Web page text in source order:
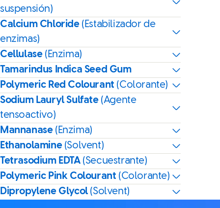
suspensión)
Calcium Chloride (Estabilizador de
enzimas)
Cellulase (Enzima)
Tamarindus Indica Seed Gum
Polymeric Red Colourant (Colorante)
Sodium Lauryl Sulfate (Agente
tensoactivo)
Mannanase (Enzima)
Ethanolamine (Solvent)
Tetrasodium EDTA (Secuestrante)
Polymeric Pink Colourant (Colorante)
Dipropylene Glycol(Solvent)